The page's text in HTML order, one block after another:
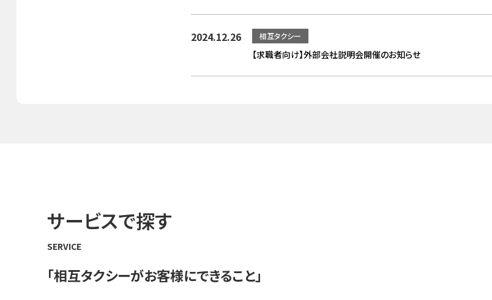
2024.12.26 相互タクシー
【求職者向け】外部会社説明会開催のお知らせ
サービスで探す
SERVICE
「相互タクシーがお客様にできること」